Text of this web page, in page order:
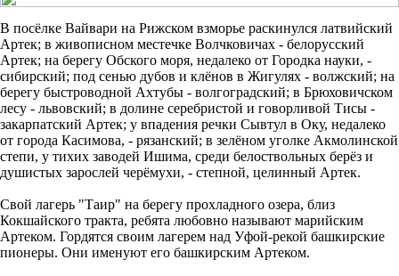
В посёлке Вайвари на Рижском взморье раскинулся латвийский
Артек; в живописном местечке Волчковичах - белорусский
Артек; на берегу Обского моря, недалеко от Городка науки, -
сибирский; под сенью дубов и клёнов в Жигулях - волжский; на
берегу быстроводной Ахтубы - волгоградский; в Брюховичском
лесу - львовский; в долине серебристой и говорливой Тисы -
закарпатский Артек; у впадения речки Сывтул в Оку, недалеко
от города Касимова, - рязанский; в зелёном уголке Акмолинской
степи, у тихих заводей Ишима, среди белоствольных берёз и
душистых зарослей черёмухи, - степной, целинный Артек.
Свой лагерь "Таир" на берегу прохладного озера, близ
Кокшайского тракта, ребята любовно называют марийским
Артеком. Гордятся своим лагерем над Уфой-рекой башкирские
пионеры. Они именуют его башкирским Артеком.